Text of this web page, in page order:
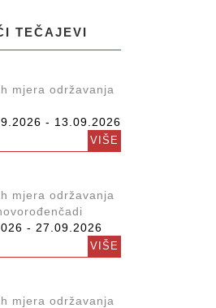
TEČAJEVI
mjera održavanja
- 13.09.2026
VIŠE
mjera održavanja
- 27.09.2026
VIŠE
mjera održavanja